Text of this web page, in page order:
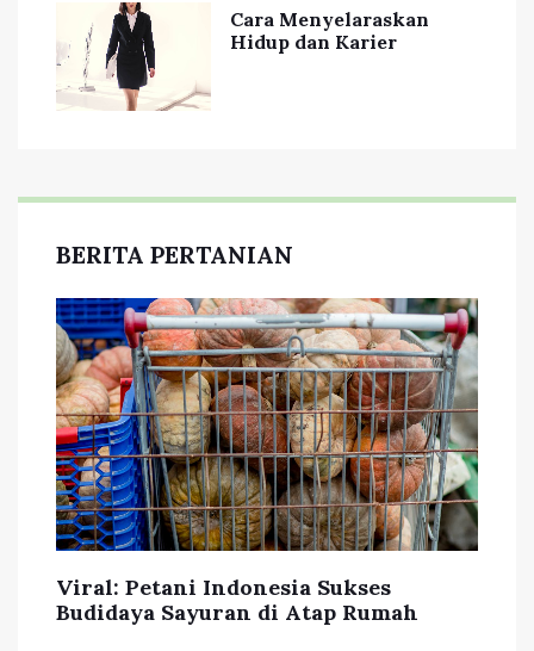
Cara Menyelaraskan
Hidup dan Karier
BERITA PERTANIAN
Viral: Petani Indonesia Sukses
Budidaya Sayuran di Atap Rumah